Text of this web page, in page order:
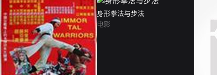
身形拳法与步法
电影